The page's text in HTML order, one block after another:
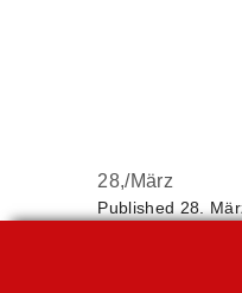
28,/März
Published 28.